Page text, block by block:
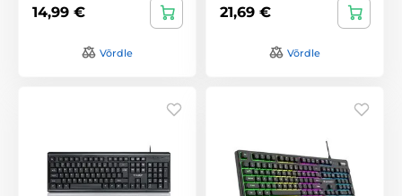
14,99 €
Võrdle
21,69 €
Võrdle